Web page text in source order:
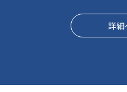
詳細